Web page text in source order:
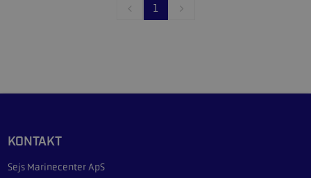
1
KONTAKT
Sejs Marinecenter ApS